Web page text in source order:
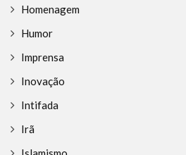
Homenagem
Humor
Imprensa
Inovação
Intifada
Irã